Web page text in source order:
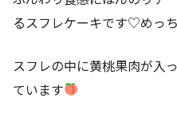
るスフレケーキです♡めっ
スフレの中に黄桃果肉が入
ています